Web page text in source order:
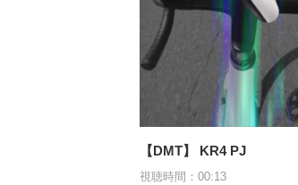
【DMT】 KR4 PJ
視聴時間：00:13